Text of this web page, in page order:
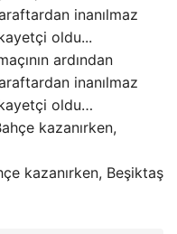
ardından
inanılmaz
oldu…
kazanırken, Beşiktaş